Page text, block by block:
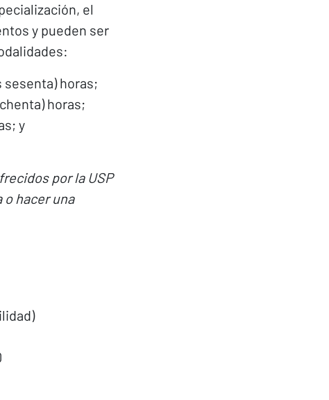
el
y pueden ser
sesenta) horas;
horas;
y
por la USP
hacer una